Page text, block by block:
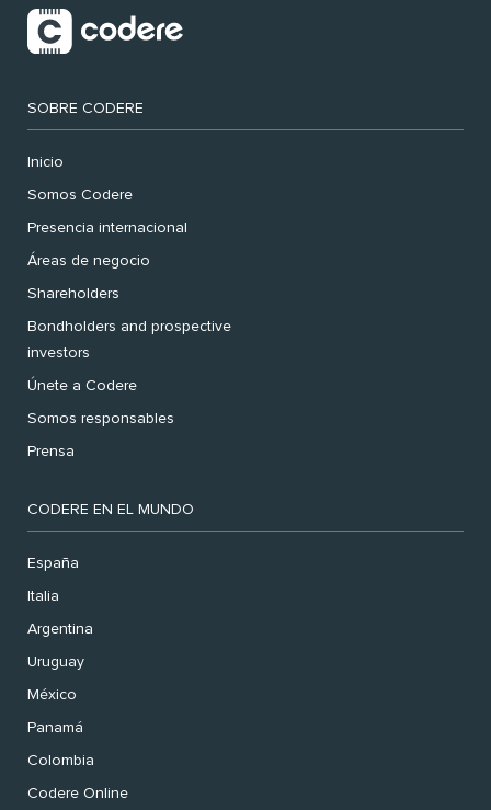
SOBRE CODERE
Inicio
Somos Codere
Presencia internacional
Áreas de negocio
Shareholders
Bondholders and prospective
investors
Únete a Codere
Somos responsables
Prensa
CODERE EN EL MUNDO
España
Italia
Argentina
Uruguay
México
Panamá
Colombia
Codere Online